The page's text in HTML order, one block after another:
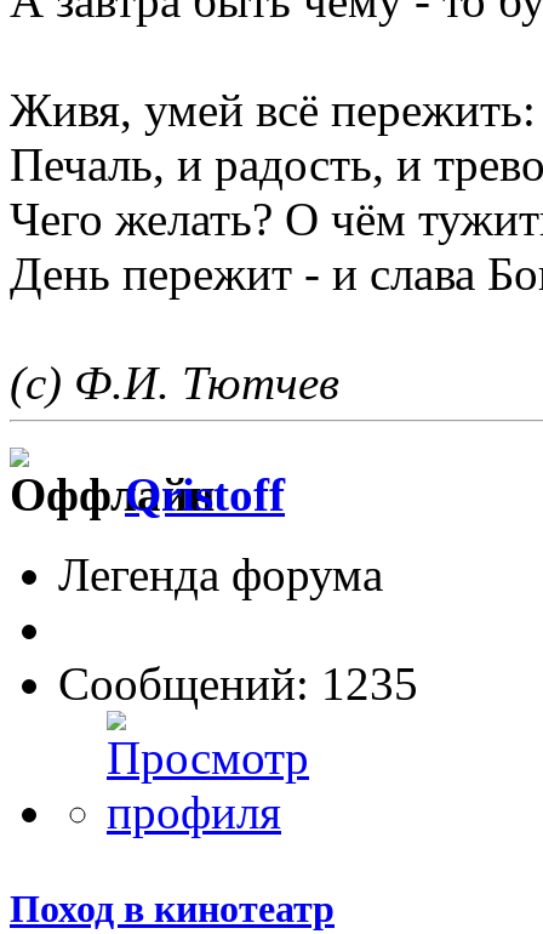
Живя, умей всё пережить:
Печаль, и радость, и
Чего желать? О чём
День пережит - и слава
(с) Ф.И. Тютчев
Qristoff
Легенда форума
Сообщений: 1235
Поход в кинотеатр